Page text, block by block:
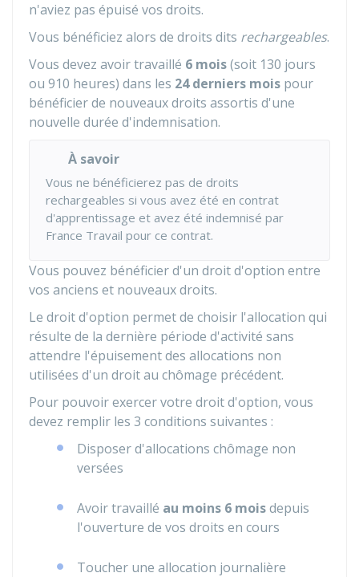
n'aviez pas épuisé vos droits.
Vous bénéficiez alors de droits dits rechargeables.
Vous devez avoir travaillé 6 mois(soit 130 jours
ou 910 heures) dans les 24 derniers mois pour
bénéficier de nouveaux droits assortis d'une
nouvelle durée d'indemnisation.
À savoir
Vous ne bénéficierez pas de droits
rechargeables si vous avez été en contrat
d'apprentissage et avez été indemnisé par
France Travail pour ce contrat.
Vous pouvez bénéficier d'un droit d'option entre
vos anciens et nouveaux droits.
Le droit d'option permet de choisir l'allocation qui
résulte de la dernière période d'activité sans
attendre l'épuisement des allocations non
utilisées d'un droit au chômage précédent.
Pour pouvoir exercer votre droit d'option, vous
devez remplir les 3 conditions suivantes :
Disposer d'allocations chômage non
versées
Avoir travaillé au moins 6 moisdepuis
l'ouverture de vos droits en cours
Toucher une allocation journalière